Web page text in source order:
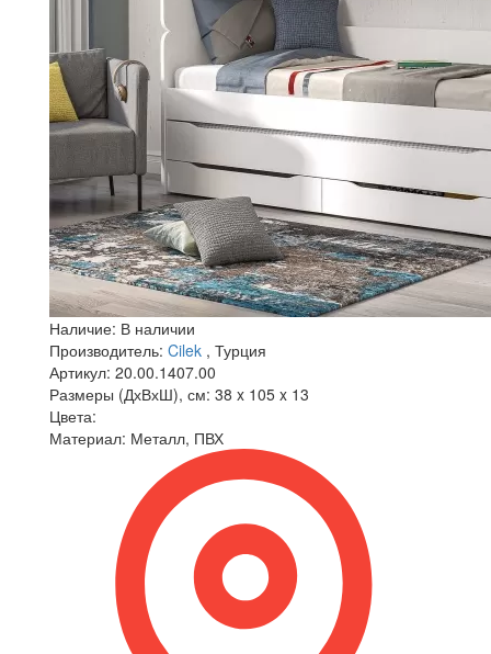
Наличие: В наличии
Производитель: Cilek , Турция
Артикул: 20.00.1407.00
Размеры (ДхВхШ), см: 38 x 105 x 13
Цвета:
Материал: Металл, ПВХ